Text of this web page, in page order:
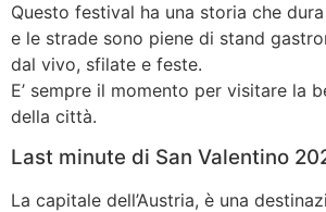
Questo festival ha una storia che
e le strade sono piene di stand
dal vivo, sfilate e feste.
E’ sempre il momento per visitare la
della città.
Last minute di San Valentino
La capitale dell’Austria, è una